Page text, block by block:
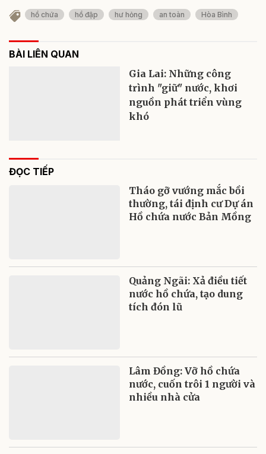
hồ chứa hồ đập hư hỏng an toàn Hòa Bình
BÀI LIÊN QUAN
Gia Lai: Những công
trình "giữ" nước, khơi
nguồn phát triển vùng
khó
ĐỌC TIẾP
Tháo gỡ vướng mắc bồi
thường, tái định cư Dự án
Hồ chứa nước Bản Mồng
Quảng Ngãi: Xả điều tiết
nước hồ chứa, tạo dung
tích đón lũ
Lâm Đồng: Vỡ hồ chứa
nước, cuốn trôi 1 người và
nhiều nhà cửa